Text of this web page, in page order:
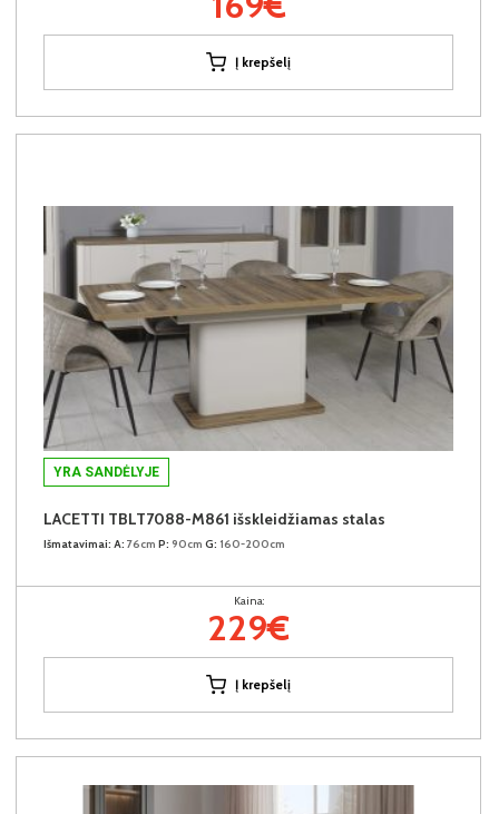
Į krepšelį
YRA SANDĖLYJE
LACETTI TBLT7088-M861 išskleidžiamas stalas
Išmatavimai: A: 76cm P: 90cm G: 160-200cm
Kaina:
229€
Į krepšelį